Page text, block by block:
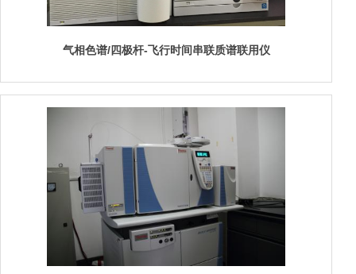
气相色谱/四极杆-飞行时间串联质谱联用仪